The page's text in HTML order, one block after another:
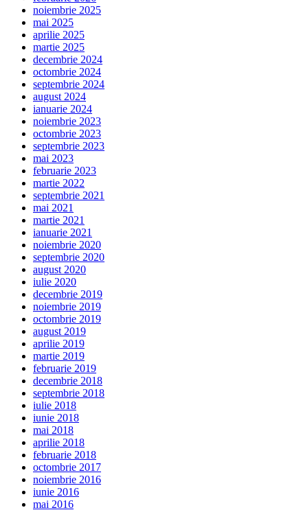
noiembrie 2025
mai 2025
aprilie 2025
martie 2025
decembrie 2024
octombrie 2024
septembrie 2024
august 2024
ianuarie 2024
noiembrie 2023
octombrie 2023
septembrie 2023
mai 2023
februarie 2023
martie 2022
septembrie 2021
mai 2021
martie 2021
ianuarie 2021
noiembrie 2020
septembrie 2020
august 2020
iulie 2020
decembrie 2019
noiembrie 2019
octombrie 2019
august 2019
aprilie 2019
martie 2019
februarie 2019
decembrie 2018
septembrie 2018
iulie 2018
iunie 2018
mai 2018
aprilie 2018
februarie 2018
octombrie 2017
noiembrie 2016
iunie 2016
mai 2016